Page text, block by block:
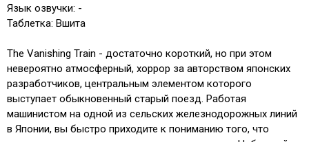
Язык озвучки: -
Таблетка: Вшита
The Vanishing Train - достаточно короткий, но при этом
невероятно атмосферный, хоррор за авторством японских
разработчиков, центральным элементом которого
выступает обыкновенный старый поезд. Работая
машинистом на одной из сельских железнодорожных линий
в Японии, вы быстро приходите к пониманию того, что